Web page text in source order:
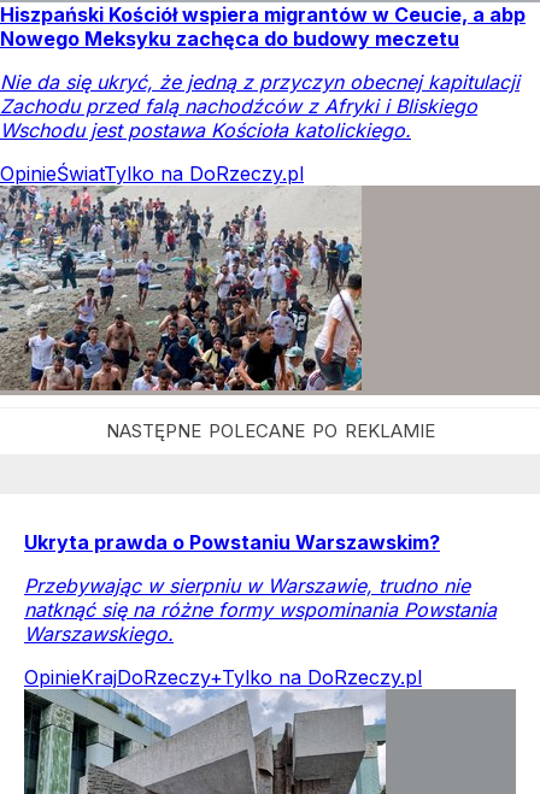
Hiszpański Kościół wspiera migrantów w Ceucie, a abp
Nowego Meksyku zachęca do budowy meczetu
Nie da się ukryć, że jedną z przyczyn obecnej kapitulacji
Zachodu przed falą nachodźców z Afryki i Bliskiego
Wschodu jest postawa Kościoła katolickiego.
OpinieŚwiatTylko na DoRzeczy.pl
Ukryta prawda o Powstaniu Warszawskim?
Przebywając w sierpniu w Warszawie, trudno nie
natknąć się na różne formy wspominania Powstania
Warszawskiego.
OpinieKrajDoRzeczy+Tylko na DoRzeczy.pl